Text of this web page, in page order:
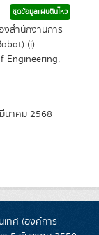
ชุดข้อมูลแผ่นดินไหว
งสำนักงานการ
(i)
Engineering,
นาคม 2568
เทศ (องค์การ